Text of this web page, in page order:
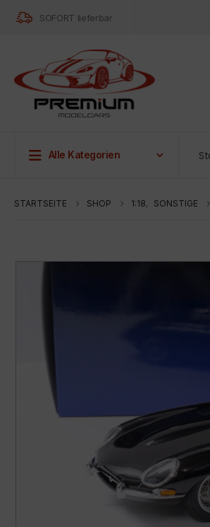
SOFORT lieferbar
Alle Kategorien
STARTSEITE SHOP 1:18, SONSTIGE